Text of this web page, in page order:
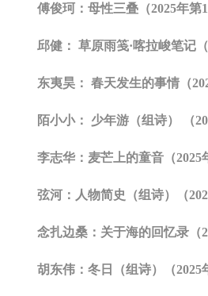
傅俊珂：母性三叠（2025年第
邱健： 草原雨笺·喀拉峻笔记（
东夷昊： 春天发生的事情（
陌小小： 少年游（组诗） （
李志华：麦芒上的童音（2025
弦河：人物简史（组诗）（
念扎边桑：关于海的回忆录（
胡东伟：冬日（组诗）（2025